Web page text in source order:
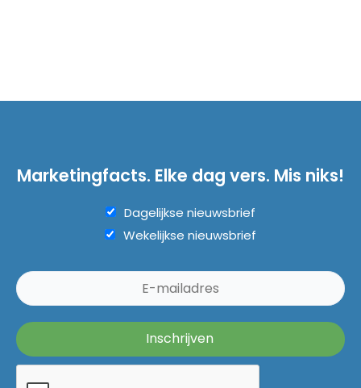
Marketingfacts. Elke dag vers. Mis niks!
Dagelijkse nieuwsbrief
Wekelijkse nieuwsbrief